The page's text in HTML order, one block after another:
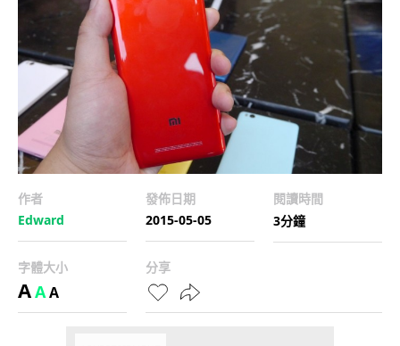
作者
Edward
發佈日期
2015-05-05
閱讀時間
3分鐘
字體大小
AAA
分享